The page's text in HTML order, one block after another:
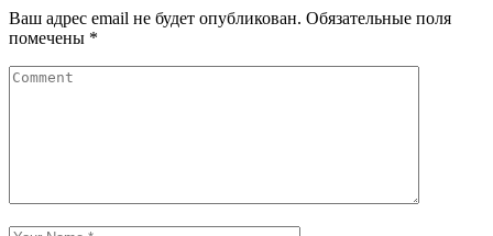
Ваш адрес email не будет опубликован. Обязательные поля
помечены *